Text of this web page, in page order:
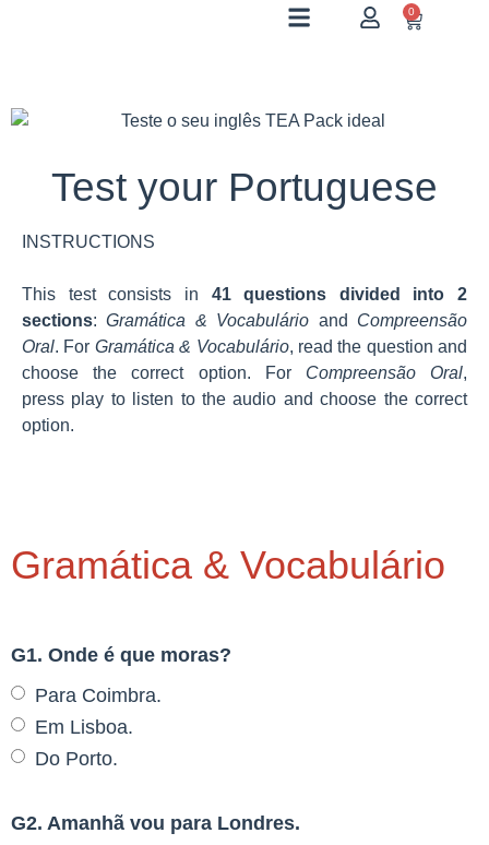
0
Test your Portuguese
INSTRUCTIONS
This test consists in 41 questions divided into 2
sections:Gramática & Vocabulário and Compreensão
Oral. For Gramática & Vocabulário, read the question and
choose the correct option. For Compreensão Oral,
press play to listen to the audio and choose the correct
option.
Gramática & Vocabulário
G1. Onde é que moras?
Para Coimbra.
Em Lisboa.
Do Porto.
G2. Amanhã vou para Londres.